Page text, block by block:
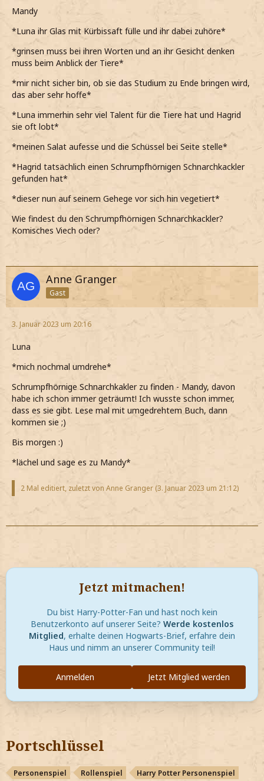
Mandy
*Luna ihr Glas mit Kürbissaft fülle und ihr dabei zuhöre*
*grinsen muss bei ihren Worten und an ihr Gesicht denken
muss beim Anblick der Tiere*
*mir nicht sicher bin, ob sie das Studium zu Ende bringen wird,
das aber sehr hoffe*
*Luna immerhin sehr viel Talent für die Tiere hat und Hagrid
sie oft lobt*
*meinen Salat aufesse und die Schüssel bei Seite stelle*
*Hagrid tatsächlich einen Schrumpfhörnigen Schnarchkackler
gefunden hat*
*dieser nun auf seinem Gehege vor sich hin vegetiert*
Wie findest du den Schrumpfhörnigen Schnarchkackler?
Komisches Viech oder?
Anne Granger
Gast
3. Januar 2023 um 20:16
Luna
*mich nochmal umdrehe*
Schrumpfhörnige Schnarchkakler zu finden - Mandy, davon
habe ich schon immer geträumt! Ich wusste schon immer,
dass es sie gibt. Lese mal mit umgedrehtem Buch, dann
kommen sie ;)
Bis morgen :)
*lächel und sage es zu Mandy*
2 Mal editiert, zuletzt von Anne Granger (3. Januar 2023 um 21:12)
Jetzt mitmachen!
Du bist Harry-Potter-Fan und hast noch kein
Benutzerkonto auf unserer Seite? Werde kostenlos
Mitglied, erhalte deinen Hogwarts-Brief, erfahre dein
Haus und nimm an unserer Community teil!
Jetzt Mitglied werden
Anmelden
Portschlüssel
Personenspiel Rollenspiel Harry Potter Personenspiel